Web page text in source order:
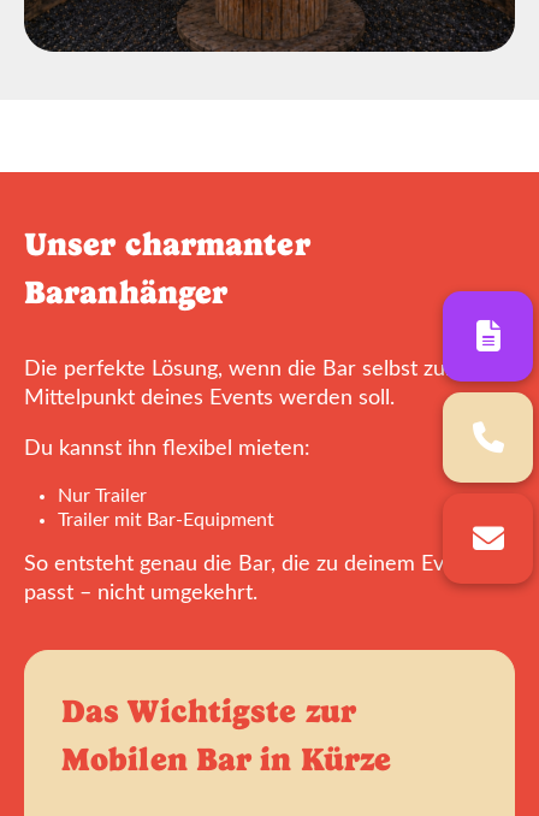
Unser charmanter
Baranhänger
Die perfekte Lösung, wenn die Bar selbst zum
Mittelpunkt deines Events werden soll.
Du kannst ihn flexibel mieten:
Nur Trailer
Trailer mit Bar-Equipment
So entsteht genau die Bar, die zu deinem Event
passt – nicht umgekehrt.
Das Wichtigste zur
Mobilen Bar in Kürze